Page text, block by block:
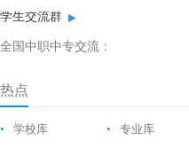
学生交流群
全国中职中专交流：
热点
• 学校库 • 专业库